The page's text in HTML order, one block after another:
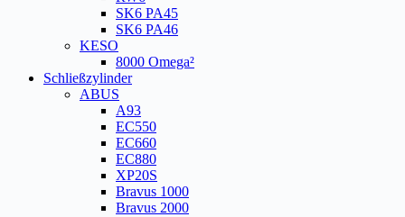
SK6 PA45
SK6 PA46
KESO
8000 Omega²
Schließzylinder
ABUS
A93
EC550
EC660
EC880
XP20S
Bravus 1000
Bravus 2000